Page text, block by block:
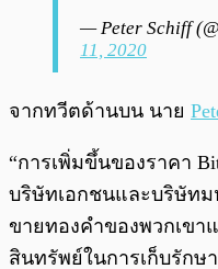
— Peter Schiff
11, 2020
จากทวีตด้านบน นาย
“การเพิ่มขึ้นของราคา
บริษัทเอกชนและบริษัท
ขายทองคำของพวกเขา
สินทรัพย์ในการเก็บรัก